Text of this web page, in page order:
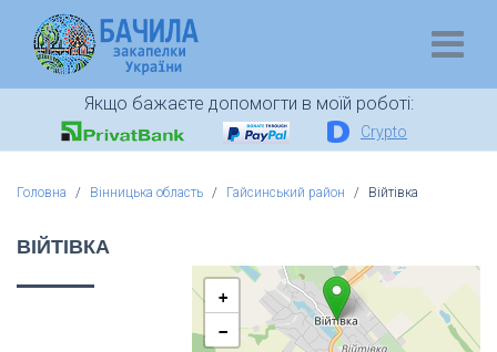
Якщо бажаєте допомогти в моїй роботі:
Crypto
Головна Вінницька область Гайсинський район Війтівка
ВІЙТІВКА
+
−